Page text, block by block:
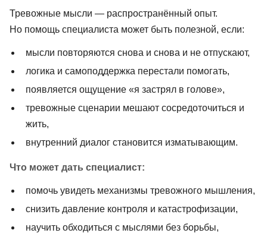
Тревожные мысли — распространённый опыт.
Но помощь специалиста может быть полезной, если:
мысли повторяются снова и снова и не отпускают,
логика и самоподдержка перестали помогать,
появляется ощущение «я застрял в голове»,
тревожные сценарии мешают сосредоточиться и
жить,
внутренний диалог становится изматывающим.
Что может дать специалист:
помочь увидеть механизмы тревожного мышления,
снизить давление контроля и катастрофизации,
научить обходиться с мыслями без борьбы,